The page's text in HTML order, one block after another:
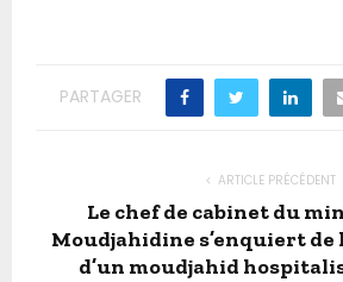
PARTAGER
ARTICLE PRÉCÉDENT
Le chef de cabinet du
Moudjahidine s’enquiert de
d’un moudjahid